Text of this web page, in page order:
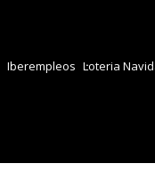
Iberempleos Loteria